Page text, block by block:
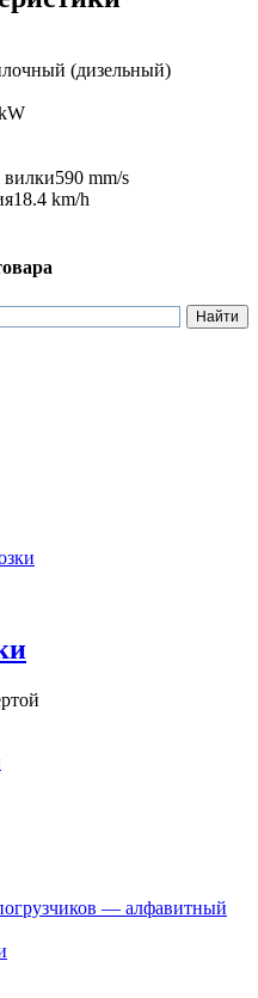
(дизельный)
вилки590 mm/s
18.4 km/h
— алфавитный